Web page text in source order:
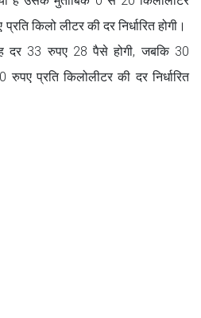
किलो लीटर की दर निर्धारित होगी।
दर 33 रुपए 28 पैसे होगी, जबकि 30
प्रति किलोलीटर की दर निर्धारित